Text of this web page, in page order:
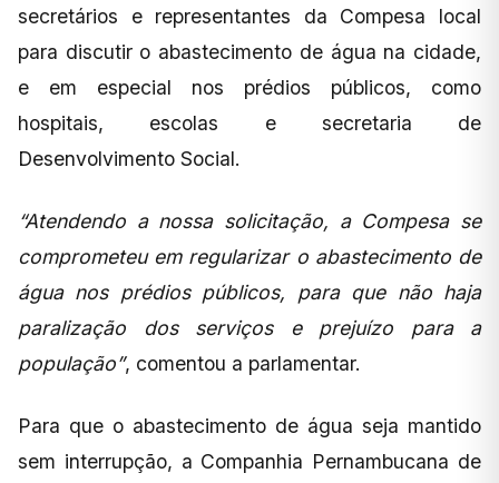
secretários e representantes da Compesa local
para discutir o abastecimento de água na cidade,
e em especial nos prédios públicos, como
hospitais, escolas e secretaria de
Desenvolvimento Social.
“Atendendo a nossa solicitação, a Compesa se
comprometeu em regularizar o abastecimento de
água nos prédios públicos, para que não haja
paralização dos serviços e prejuízo para a
população”, comentou a parlamentar.
Para que o abastecimento de água seja mantido
sem interrupção, a Companhia Pernambucana de